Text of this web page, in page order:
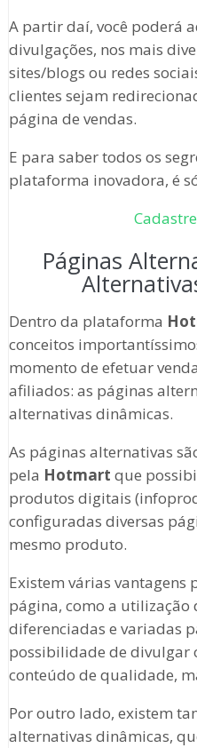
A partir daí, você poderá
divulgações, nos mais
sites/blogs ou redes
clientes sejam
página de vendas.
E para saber todos os
plataforma inovadora, é
Páginas
Dentro da plataforma
conceitos
momento de efetuar
afiliados: as páginas
alternativas dinâmicas.
As páginas alternativas
pela Hotmart que
produtos digitais
configuradas diversas
mesmo produto.
Existem várias vantagens
página, como a utilização
diferenciadas e variadas
possibilidade de divulgar
conteúdo de qualidade,
Por outro lado, existem
alternativas dinâmicas,